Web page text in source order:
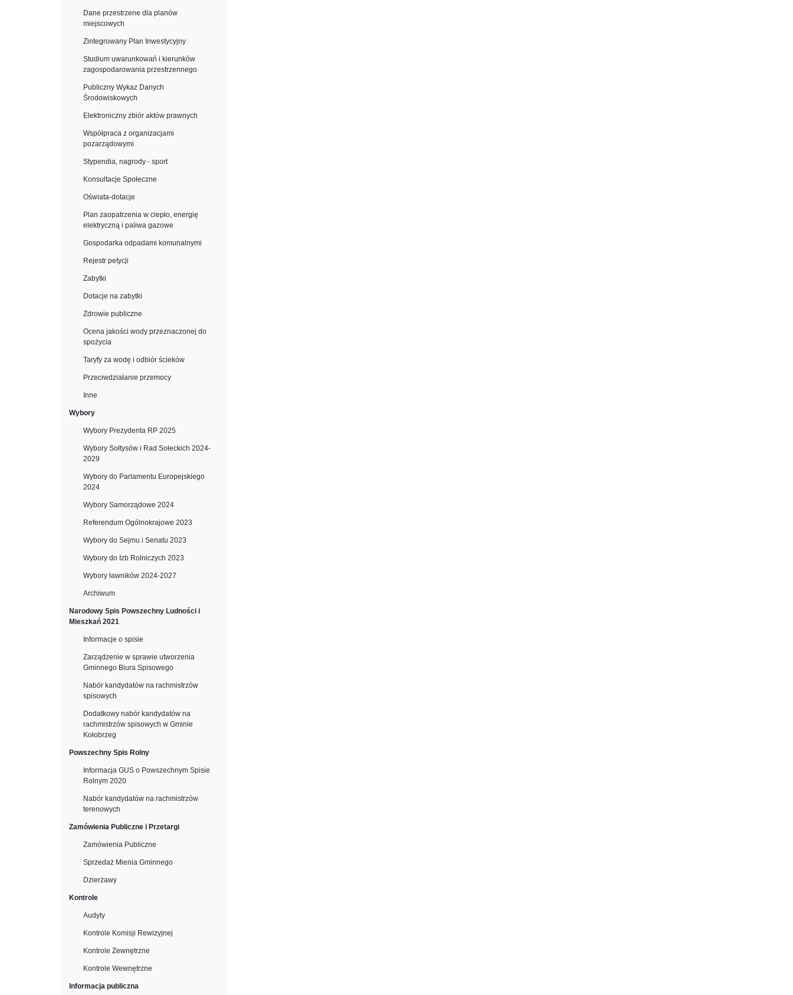
Dane przestrzene dla planów
miejscowych
Zintegrowany Plan Inwestycyjny
Studium uwarunkowań i kierunków
zagospodarowania przestrzennego
Publiczny Wykaz Danych
Środowiskowych
Elektroniczny zbiór aktów prawnych
Współpraca z organizacjami
pozarządowymi
Stypendia, nagrody - sport
Konsultacje Społeczne
Oświata-dotacje
Plan zaopatrzenia w ciepło, energię
elektryczną i paliwa gazowe
Gospodarka odpadami komunalnymi
Rejestr petycji
Zabytki
Dotacje na zabytki
Zdrowie publiczne
Ocena jakości wody przeznaczonej do
spożycia
Taryfy za wodę i odbiór ścieków
Przeciwdziałanie przemocy
Inne
Wybory
Wybory Prezydenta RP 2025
Wybory Sołtysów i Rad Sołeckich 2024-
2029
Wybory do Parlamentu Europejskiego
2024
Wybory Samorządowe 2024
Referendum Ogólnokrajowe 2023
Wybory do Sejmu i Senatu 2023
Wybory do Izb Rolniczych 2023
Wybory ławników 2024-2027
Archiwum
Narodowy Spis Powszechny Ludności i
Mieszkań 2021
Informacje o spisie
Zarządzenie w sprawie utworzenia
Gminnego Biura Spisowego
Nabór kandydatów na rachmistrzów
spisowych
Dodatkowy nabór kandydatów na
rachmistrzów spisowych w Gminie
Kołobrzeg
Powszechny Spis Rolny
Informacja GUS o Powszechnym Spisie
Rolnym 2020
Nabór kandydatów na rachmistrzów
terenowych
Zamówienia Publiczne i Przetargi
Zamówienia Publiczne
Sprzedaż Mienia Gminnego
Dzierżawy
Kontrole
Audyty
Kontrole Komisji Rewizyjnej
Kontrole Zewnętrzne
Kontrole Wewnętrzne
Informacja publiczna